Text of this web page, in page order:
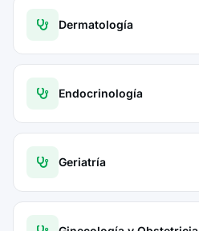
Dermatología
Endocrinología
Geriatría